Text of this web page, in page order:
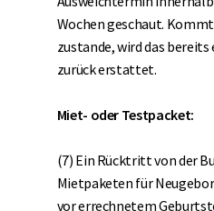
Wochen geschaut.
zustande, wird das
zurück erstattet.
Miet- oder Testpacket:
(7) Ein Rücktritt von der
Mietpaketen für
vor errechnetem